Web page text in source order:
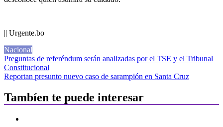
|| Urgente.bo
Nacional
Navegación
de
Preguntas de referéndum serán analizadas por el TSE y el Tribunal
Constitucional
Reportan presunto nuevo caso de sarampión en Santa Cruz
Tambíen te puede interesar